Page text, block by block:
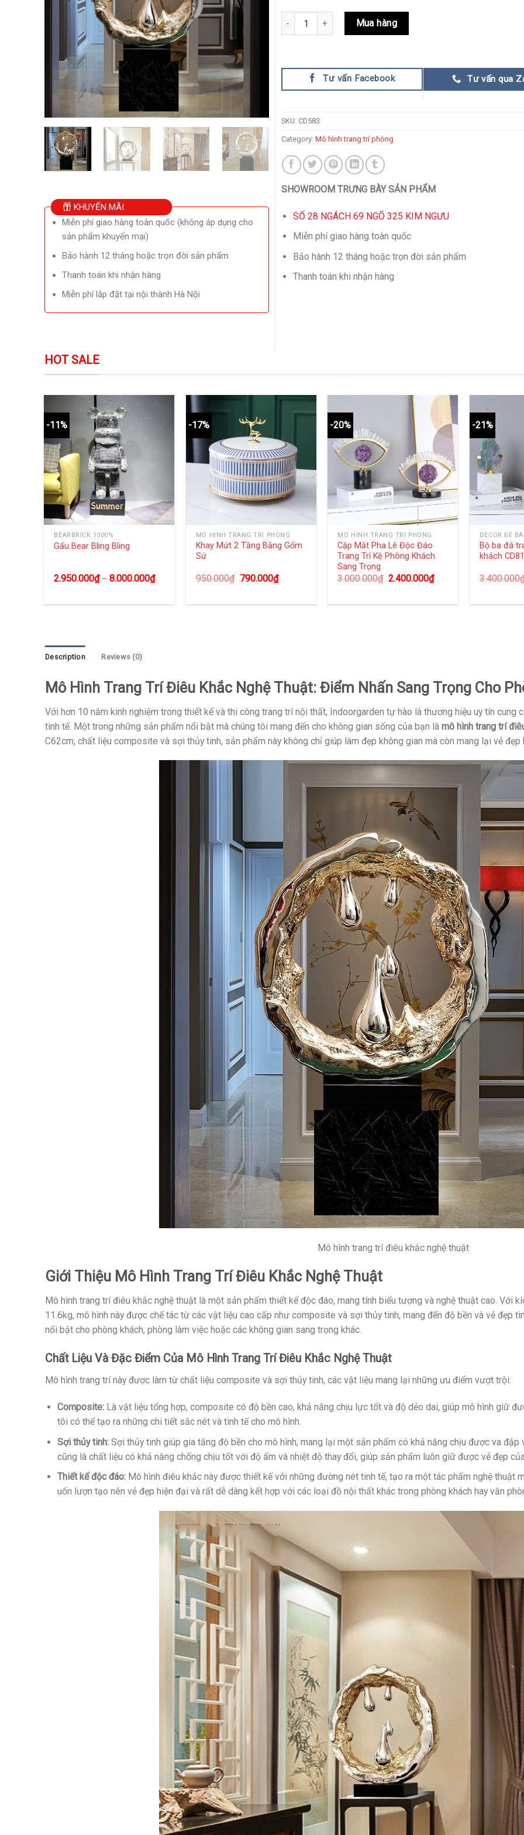
KHUYẾN MÃI
Miễn phí giao hàng toàn quốc (không áp dụng cho
sản phẩm khuyến mại)
Bảo hành 12 tháng hoặc trọn đời sản phẩm
Thanh toán khi nhận hàng
Miễn phí lắp đặt tại nội thành Hà Nội
Mô Hình Trang Trí Điêu Khắc Nghệ Thuật quantity
Mua hàng
Tư vấn Facebook Tư vấn qua
SKU: CD583
Category: Mô hình trang trí phòng
SHOWROOM TRƯNG BÀY SẢN PHẨM
SỐ 28 NGÁCH 69 NGÕ 325 KIM NGƯU
Miễn phí giao hàng toàn quốc
Bảo hành 12 tháng hoặc trọn đời sản phẩm
Thanh toán khi nhận hàng
HOT SALE
-11%
BEARBRICK 1000%
Gấu Bear Bling Bling
2.950.000₫–8.000.000₫
-17%
MÔ HÌNH TRANG TRÍ PHÒNG
Khay Mứt 2 Tầng Bằng Gốm
Sứ
950.000₫ 790.000₫
-20%
MÔ HÌNH TRANG TRÍ PHÒNG
Cặp Mắt Pha Lê Độc Đáo
Trang Trí Kệ Phòng Khách
Sang Trọng
3.000.000₫ 2.400.000₫
-21%
DECOR ĐỂ
Bộ ba đá
khách CD81
3.400.000
Description Reviews (0)
Mô Hình Trang Trí Điêu Khắc Nghệ Thuật: Điểm Nhấn Sang Trọng Cho
Với hơn 10 năm kinh nghiệm trong thiết kế và thi công trang trí nội thất, Indoorgarden tự hào là thương hiệu uy tín cung
tinh tế. Một trong những sản phẩm nổi bật mà chúng tôi mang đến cho không gian sống của bạn là mô hình trang trí
C62cm, chất liệu composite và sợi thủy tinh, sản phẩm này không chỉ giúp làm đẹp không gian mà còn mang lại vẻ đẹp
Mô hình trang trí điêu khắc nghệ thuật
Giới Thiệu Mô Hình Trang Trí Điêu Khắc Nghệ Thuật
Mô hình trang trí điêu khắc nghệ thuật là một sản phẩm thiết kế độc đáo, mang tính biểu tượng và nghệ thuật cao. Với
11.6kg, mô hình này được chế tác từ các vật liệu cao cấp như composite và sợi thủy tinh, mang đến độ bền và vẻ đẹp
nổi bật cho phòng khách, phòng làm việc hoặc các không gian sang trọng khác.
Chất Liệu Và Đặc Điểm Của Mô Hình Trang Trí Điêu Khắc Nghệ Thuật
Mô hình trang trí này được làm từ chất liệu composite và sợi thủy tinh, các vật liệu mang lại những ưu điểm vượt trội:
Composite:Là vật liệu tổng hợp, composite có độ bền cao, khả năng chịu lực tốt và độ dẻo dai, giúp mô hình giữ
tôi có thể tạo ra những chi tiết sắc nét và tinh tế cho mô hình.
Sợi thủy tinh:Sợi thủy tinh giúp gia tăng độ bền cho mô hình, mang lại một sản phẩm có khả năng chịu được va
cũng là chất liệu có khả năng chống chịu tốt với độ ẩm và nhiệt độ thay đổi, giúp sản phẩm luôn giữ được vẻ đẹp
Thiết kế độc đáo:Mô hình điêu khắc này được thiết kế với những đường nét tinh tế, tạo ra một tác phẩm nghệ thuật
uốn lượn tạo nên vẻ đẹp hiện đại và rất dễ dàng kết hợp với các loại đồ nội thất khác trong phòng khách hay văn